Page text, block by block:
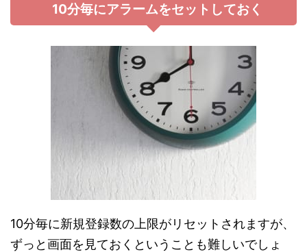
10分毎にアラームをセットしておく
10分毎に新規登録数の上限がリセットされますが、
ずっと画面を見ておくということも難しいでしょ